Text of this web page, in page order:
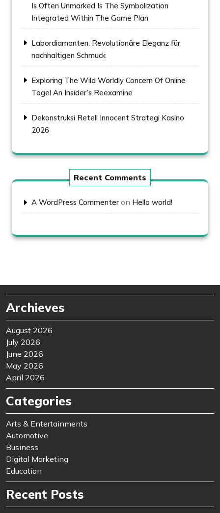
Is Often Unmarked Is The Symbolization
Integrated Within The Game Plan
Labordiamanten: Revolutionäre Eleganz für
nachhaltigen Schmuck
Exploring The Wild Worldly Concern Of Online
Togel An Insider’s Reexamine
Dekonstruksi Retell Innocent Strategi Kasino
2026
Recent Comments
A WordPress Commenter on Hello world!
Archieves
August 2026
July 2026
June 2026
May 2026
April 2026
Categories
Arts & Entertainments
Automotive
Business
Digital Marketing
Education
Recent Posts